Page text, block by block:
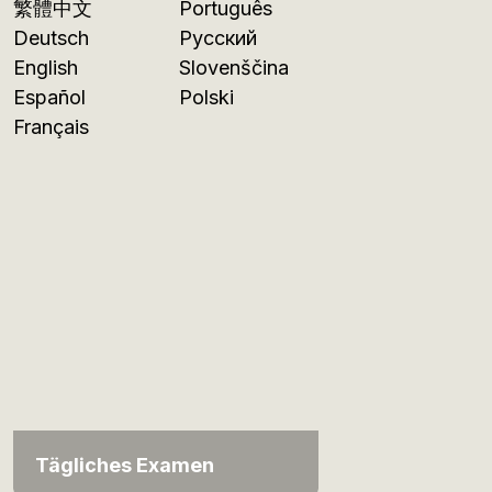
繁體中文
Deutsch
English
Español
Français
Português
Русский
Slovenščina
Polski
Tägliches Examen